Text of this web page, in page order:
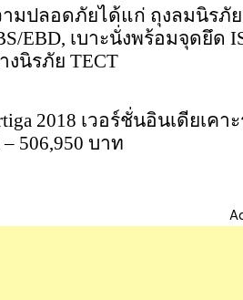
มปลอดภัยได้แก่ ถุงลมนิรภั
EBD, เบาะนั่งพร้อมจุดยึด
งนิรภัย TECT
2018 เวอร์ชั่นอินเดียเค
– 506,950 บาท